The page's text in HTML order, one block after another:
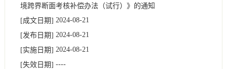
境跨界断面考核补偿办法（试行）》的通知
[成文日期] 2024-08-21
[发布日期] 2024-08-21
[实施日期] 2024-08-21
[失效日期] ----